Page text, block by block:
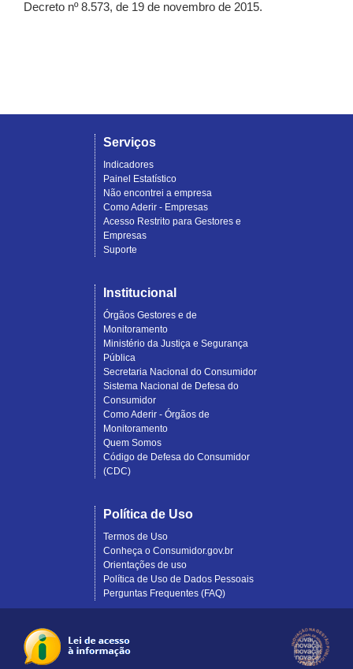
Decreto nº 8.573, de 19 de novembro de 2015.
Serviços
Indicadores
Painel Estatístico
Não encontrei a empresa
Como Aderir - Empresas
Acesso Restrito para Gestores e
Empresas
Suporte
Institucional
Órgãos Gestores e de
Monitoramento
Ministério da Justiça e Segurança
Pública
Secretaria Nacional do Consumidor
Sistema Nacional de Defesa do
Consumidor
Como Aderir - Órgãos de
Monitoramento
Quem Somos
Código de Defesa do Consumidor
(CDC)
Política de Uso
Termos de Uso
Conheça o Consumidor.gov.br
Orientações de uso
Política de Uso de Dados Pessoais
Perguntas Frequentes (FAQ)